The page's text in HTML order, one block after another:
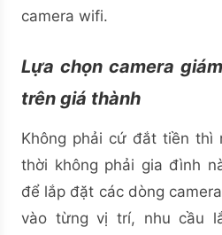
camera wifi.
Lựa chọn camera
trên giá thành
Không phải cứ đắt tiền thì
thời không phải gia đình
để lắp đặt các dòng
vào từng vị trí, nhu cầu